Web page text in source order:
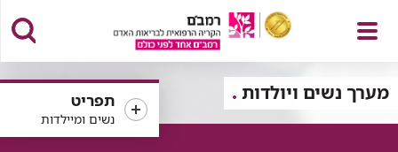
פתח
תפריט
נשים ומיילדות
מערך נשים ויולדות